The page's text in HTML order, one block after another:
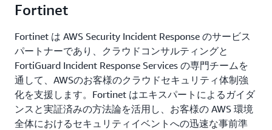
Fortinet
Fortinet は AWS Security Incident Response のサービス
パートナーであり、クラウドコンサルティングと
FortiGuard Incident Response Services の専門チームを
通して、AWSのお客様のクラウドセキュリティ体制強
化を支援します。Fortinet はエキスパートによるガイダ
ンスと実証済みの方法論を活用し、お客様の AWS 環境
全体におけるセキュリティイベントへの迅速な事前準